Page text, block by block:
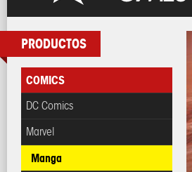
PRODUCTOS
COMICS
DC Comics
Marvel
Manga